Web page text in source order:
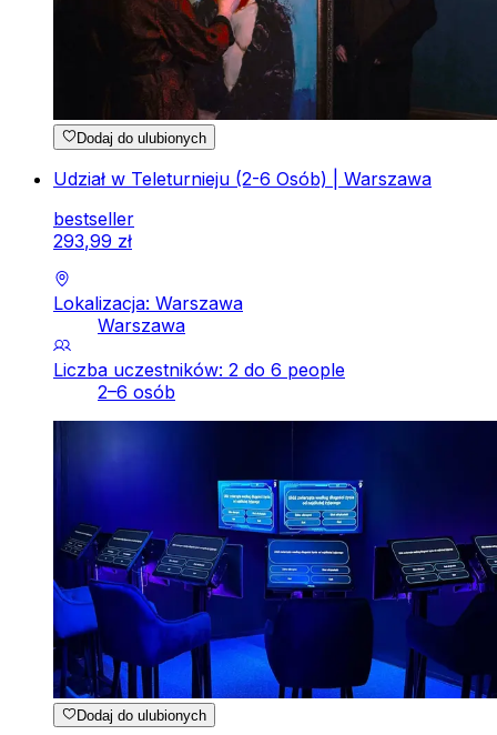
Dodaj do ulubionych
Udział w Teleturnieju (2-6 Osób) | Warszawa
bestseller
293,99 zł
Lokalizacja: Warszawa
Warszawa
Liczba uczestników: 2 do 6 people
2–6 osób
Dodaj do ulubionych